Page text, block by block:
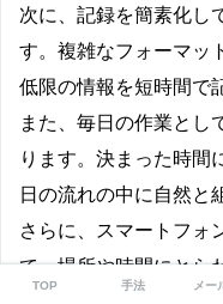
次に、記録を簡素化し
す。複雑なフォーマッ
低限の情報を短時間で
また、毎日の作業とし
ります。決まった時間
日の流れの中に自然と
さらに、スマートフォ
て、場所や時間にとら
TOP 手法 メー